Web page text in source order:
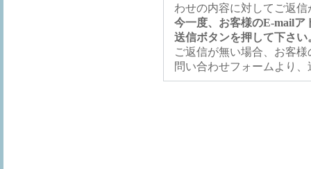
わせの内容に対してご返
今一度、お客様のE-mailア
送信ボタンを押して下さい
ご返信が無い場合、お客
問い合わせフォームより